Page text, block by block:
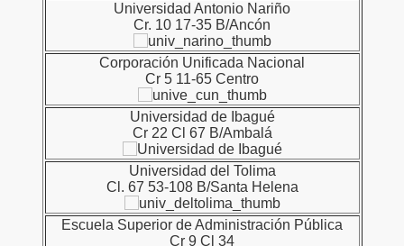
Universidad Antonio Nariño
Cr. 10 17-35 B/Ancón
Corporación Unificada Nacional
Cr 5 11-65 Centro
Universidad de Ibagué
Cr 22 Cl 67 B/Ambalá
Universidad del Tolima
Cl. 67 53-108 B/Santa Helena
Escuela Superior de Administración Pública
Cr 9 Cl 34